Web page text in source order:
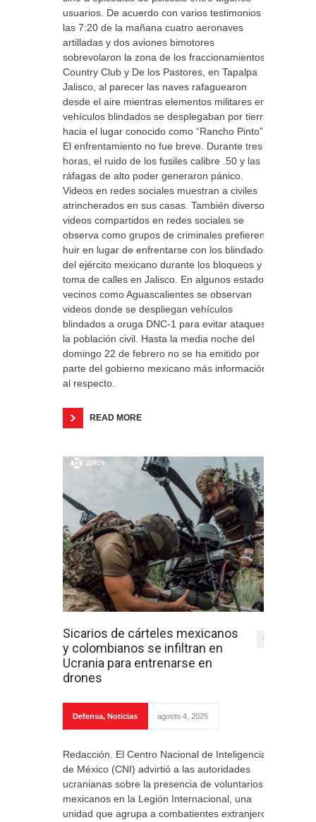
usuarios. De acuerdo con varios testimonios a
las 7:20 de la mañana cuatro aeronaves
artilladas y dos aviones bimotores
sobrevolaron la zona de los fraccionamientos
Country Club y De los Pastores, en Tapalpa
Jalisco, al parecer las naves rafaguearon
desde el aire mientras elementos militares en
vehículos blindados se desplegaban por tierra
hacia el lugar conocido como “Rancho Pinto”.
El enfrentamiento no fue breve. Durante tres
horas, el ruido de los fusiles calibre .50 y las
ráfagas de alto poder generaron pánico.
Videos en redes sociales muestran a civiles
atrincherados en sus casas. También diversos
videos compartidos en redes sociales se
observa como grupos de criminales prefieren
huir en lugar de enfrentarse con los blindados
del ejército mexicano durante los bloqueos y
toma de calles en Jalisco. En algunos estados
vecinos como Aguascalientes se observan
videos donde se despliegan vehículos
blindados a oruga DNC-1 para evitar ataques a
la población civil. Hasta la media noche del
domingo 22 de febrero no se ha emitido por
parte del gobierno mexicano más información
al respecto.
READ MORE
Sicarios de cárteles mexicanos
y colombianos se infiltran en
Ucrania para entrenarse en
drones
0
Defensa, Noticias agosto 4, 2025
Redacción. El Centro Nacional de Inteligencia
de México (CNI) advirtió a las autoridades
ucranianas sobre la presencia de voluntarios
mexicanos en la Legión Internacional, una
unidad que agrupa a combatientes extranjeros